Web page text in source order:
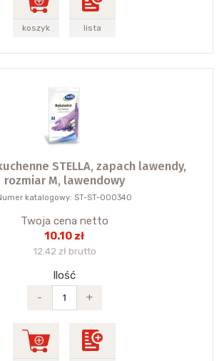
koszyk lista
STELLA, zapach lawendy,
rozmiar M, lawendowy
katalogowy: ST-ST-000340
Twoja cena netto
10.10 zł
12.42 zł brutto
Ilość
-
+